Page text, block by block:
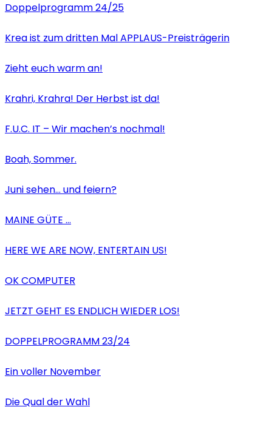
Doppelprogramm 24/25
Krea ist zum dritten Mal APPLAUS-Preisträgerin
Zieht euch warm an!
Krahri, Krahra! Der Herbst ist da!
F.U.C. IT – Wir machen’s nochmal!
Boah, Sommer.
Juni sehen… und feiern?
MAINE GÜTE …
HERE WE ARE NOW, ENTERTAIN US!
OK COMPUTER
JETZT GEHT ES ENDLICH WIEDER LOS!
DOPPELPROGRAMM 23/24
Ein voller November
Die Qual der Wahl